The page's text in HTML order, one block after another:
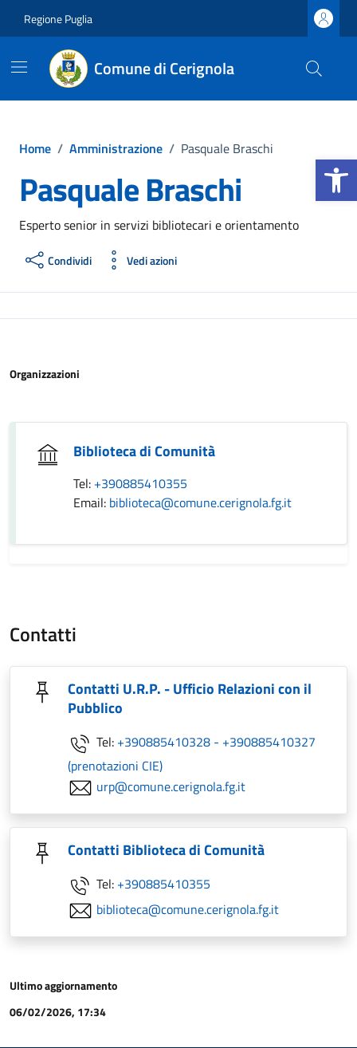
Apri la
Regione Puglia
Comune di Cerignola
Home / Amministrazione / Pasquale Braschi
Pasquale Braschi
Esperto senior in servizi bibliotecari e orientamento
Condividi Vedi azioni
Organizzazioni
Biblioteca di Comunità
Tel: +390885410355
Email: biblioteca@comune.cerignola.fg.it
Contatti
Contatti U.R.P. - Ufficio Relazioni con il
Pubblico
Tel: +390885410328 - +390885410327
(prenotazioni CIE)
urp@comune.cerignola.fg.it
Contatti Biblioteca di Comunità
Tel: +390885410355
biblioteca@comune.cerignola.fg.it
Ultimo aggiornamento
06/02/2026, 17:34